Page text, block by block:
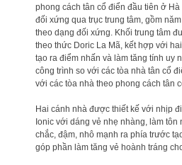
phong cách tân cổ điển đầu tiên ở
đối xứng qua trục trung tâm, gồm
theo dạng đối xứng. Khối trung tâm
theo thức Doric La Mã, kết hợp với
tạo ra điểm nhấn và làm tăng tính uy
công trình so với các tòa nhà tân cổ
với các tòa nhà theo phong cách tân
Hai cánh nhà được thiết kế với nhịp
Ionic với dáng vẻ nhẹ nhàng, làm
chắc, đậm, nhô mạnh ra phía trước
góp phần làm tăng vẻ hoành tráng